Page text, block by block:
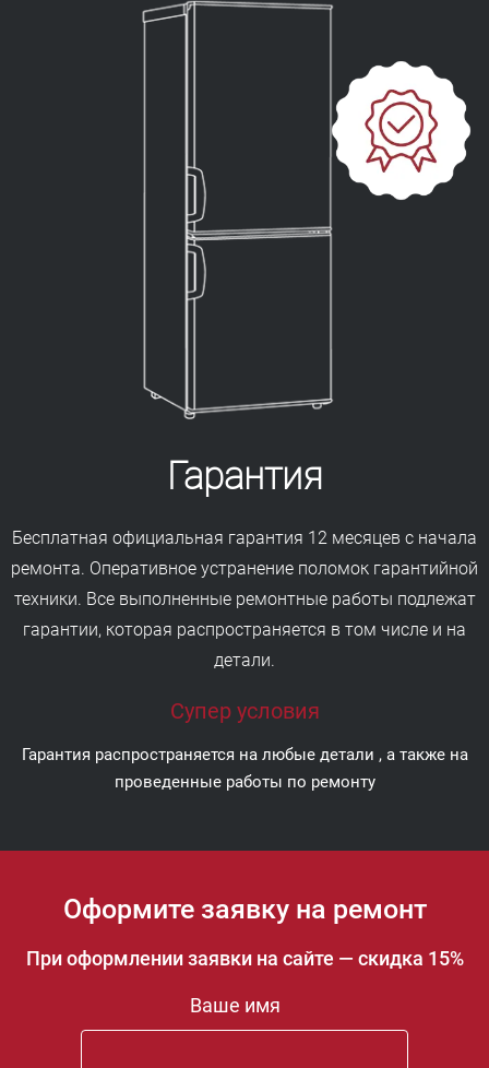
Гарантия
Бесплатная официальная гарантия 12 месяцев с начала
ремонта. Оперативное устранение поломок гарантийной
техники. Все выполненные ремонтные работы подлежат
гарантии, которая распространяется в том числе и на
детали.
Супер условия
Гарантия распространяется на любые детали , а также на
проведенные работы по ремонту
Оформите заявку на ремонт
При оформлении заявки на сайте — скидка 15%
Ваше имя